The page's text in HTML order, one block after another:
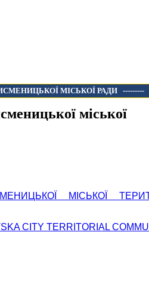
МІСЬКОЇ РАДИ ---------
міської
МІСЬКОЇ
CITY TERRITORIAL